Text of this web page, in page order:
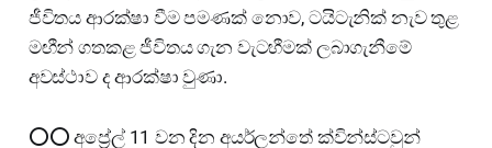
ජීවිතය ආරක්ෂා වීම පමණක් නොව, ටයිටැනික් නැව තුළ
මඟීන් ගතකළ ජීවිතය ගැන වැටහීමක් ලබාගැනීමේ
අවස්ථාව ද ආරක්ෂා වුණා.
⭕⭕ අප්‍රේල් 11 වන දින අයර්ලන්තේ ක්වින්ස්ටවුන්